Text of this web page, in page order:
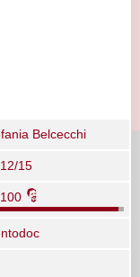
Belcecchi
15